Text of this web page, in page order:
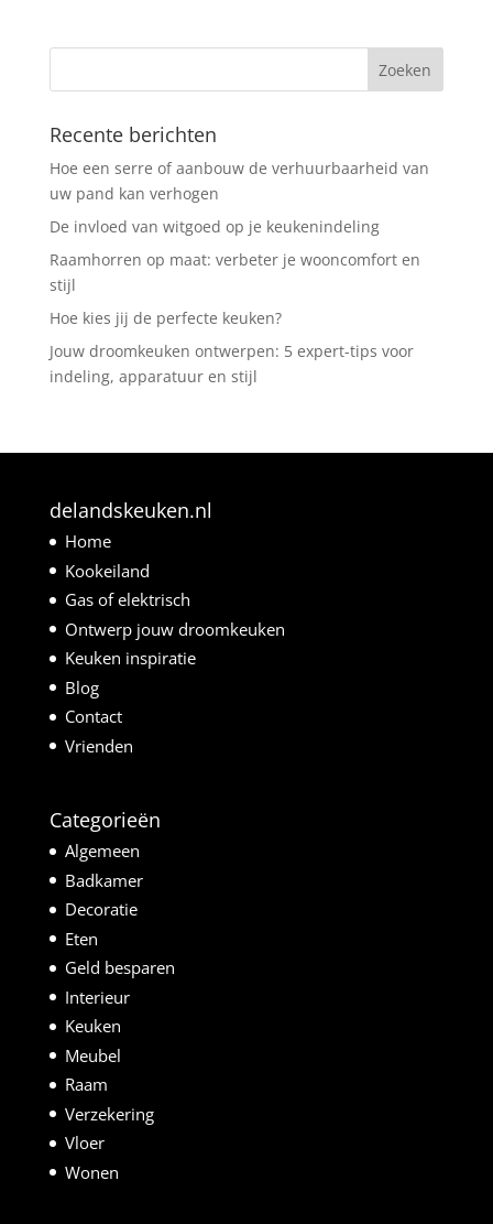
Recente berichten
Hoe een serre of aanbouw de verhuurbaarheid van
uw pand kan verhogen
De invloed van witgoed op je keukenindeling
Raamhorren op maat: verbeter je wooncomfort en
stijl
Hoe kies jij de perfecte keuken?
Jouw droomkeuken ontwerpen: 5 expert-tips voor
indeling, apparatuur en stijl
delandskeuken.nl
Home
Kookeiland
Gas of elektrisch
Ontwerp jouw droomkeuken
Keuken inspiratie
Blog
Contact
Vrienden
Categorieën
Algemeen
Badkamer
Decoratie
Eten
Geld besparen
Interieur
Keuken
Meubel
Raam
Verzekering
Vloer
Wonen